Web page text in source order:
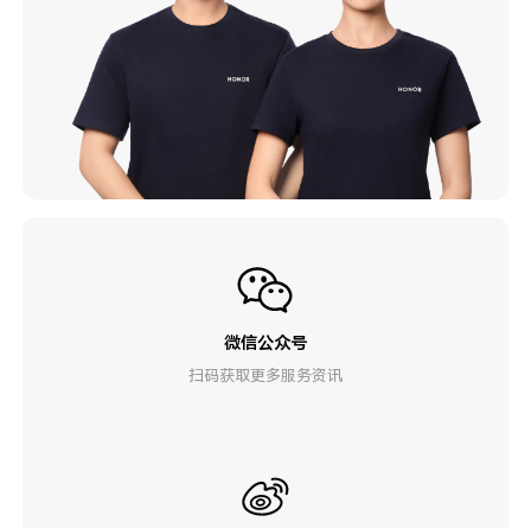
微信公众号
扫码获取更多服务资讯